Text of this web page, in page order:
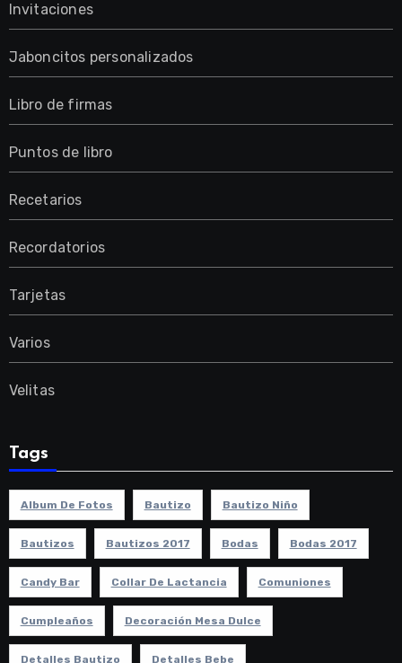
Invitaciones
Jaboncitos personalizados
Libro de firmas
Puntos de libro
Recetarios
Recordatorios
Tarjetas
Varios
Velitas
Tags
Album De Fotos Bautizo Bautizo Niño
Bautizos Bautizos 2017 Bodas Bodas 2017
Candy Bar Collar De Lactancia Comuniones
Cumpleaños Decoración Mesa Dulce
Detalles Bautizo Detalles Bebe